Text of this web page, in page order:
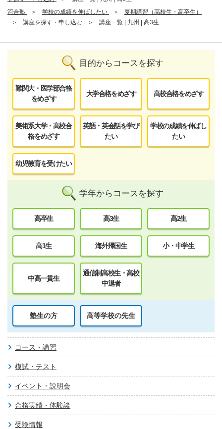
河合塾
学校の成績を伸ばしたい
夏期講習（高校生・高卒生）
講座を探す・申し込む
講座一覧 | 九州 | 高3生
目的からコースを探す
難関大・医学部合格
をめざす
大学合格をめざす 高校合格をめざす
美術系大学・高校合
格をめざす
英語・英会話を学び
たい
学校の成績を伸ばし
たい
幼児教育を受けたい
学年からコースを探す
高卒生 高3生 高2生
高1生 海外帰国生 小・中学生
中高一貫生
通信制高校生・高校
中退者
塾生の方 高等学校の先生
コース・講習
模試・テスト
イベント・説明会
合格実績・体験談
受験情報